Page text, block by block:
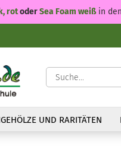
rotoderSea Foam weißin
UND RARITÄTEN